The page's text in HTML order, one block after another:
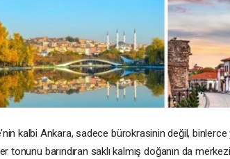
kalbi Ankara, sadece bürokrasinin değil,
tonunu barındıran saklı kalmış doğanın da